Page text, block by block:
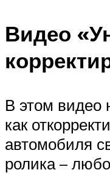
Видео
В этом видео
как
автомобиля
ролика –